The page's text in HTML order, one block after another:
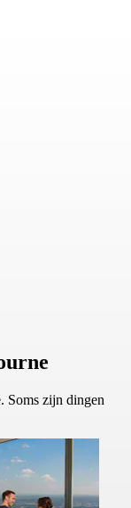
Soms zijn dingen